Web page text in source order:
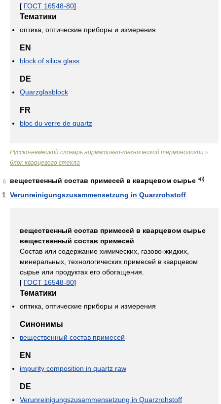
[ ГОСТ 16548-80]
Тематики
оптика, оптические приборы и измерения
EN
block of silica glass
DE
Quarzglasblock
FR
bloc du verre de quartz
Русско-немецкий словарь нормативно-технической терминологии >
блок кварцевого стекла
5
вещественный состав примесей в кварцевом сырье
Verunreinigungszusammensetzung in Quarzrohstoff
вещественный состав примесей в кварцевом сырье
вещественный состав примесей
Состав или содержание химических, газово-жидких,
минеральных, технологических примесей в кварцевом
сырье или продуктах его обогащения.
[ ГОСТ 16548-80]
Тематики
оптика, оптические приборы и измерения
Синонимы
вещественный состав примесей
EN
impurity composition in quartz raw
DE
Verunreinigungszusammensetzung in Quarzrohstoff